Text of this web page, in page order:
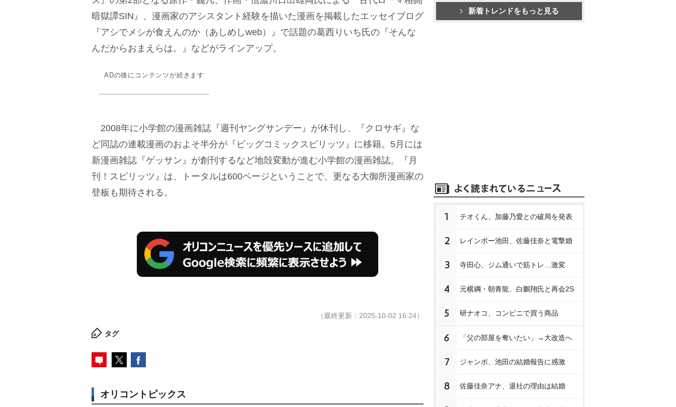
暗獄譚SIN』、漫画家のアシスタント経験を描いた漫画を掲載したエッセイブログ
『アシでメシが食えんのか（あしめしweb）』で話題の葛西りいち氏の『そんな
んだからおまえらは。』などがラインアップ。
ADの後にコンテンツが続きます
2008年に小学館の漫画雑誌『週刊ヤングサンデー』が休刊し、『クロサギ』な
ど同誌の連載漫画のおよそ半分が『ビッグコミックスピリッツ』に移籍。5月には
新漫画雑誌『ゲッサン』が創刊するなど地殻変動が進む小学館の漫画雑誌。『月
刊！スピリッツ』は、トータルは600ページということで、更なる大御所漫画家の
登板も期待される。
（最終更新：2025-10-02 16:24）
タグ
オリコントピックス
新着トレンドをもっと見る
1 テオくん、加藤乃愛との破局を発表
2 レインボー池田、佐藤佳奈と電撃婚
3 寺田心、ジム通いで筋トレ…激変
4 元横綱・朝青龍、白鵬翔氏と再会2S
5 研ナオコ、コンビニで買う商品
6 「父の部屋を奪いたい」→大改造へ
7 ジャンボ、池田の結婚報告に感激
8 佐藤佳奈アナ、退社の理由は結婚